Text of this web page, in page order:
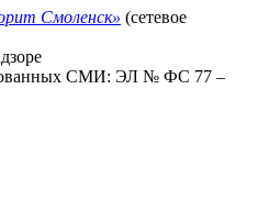
Смоленск» (сетевое
СМИ: ЭЛ № ФС 77 –